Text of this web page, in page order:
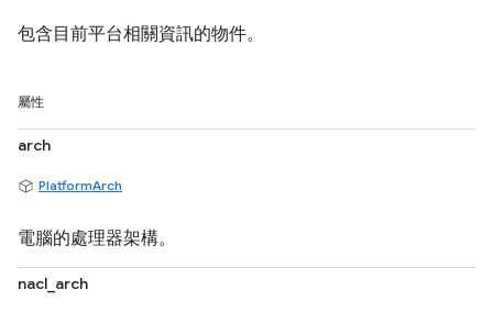
包含目前平台相關資訊的物件。
屬性
arch
PlatformArch
電腦的處理器架構。
nacl_arch